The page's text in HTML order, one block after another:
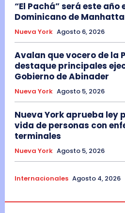
“El Pachá” será este año
Dominicano de
Nueva York Agosto 6, 2026
Avalan que vocero de la
destaque principales
Gobierno de Abinader
Nueva York Agosto 5, 2026
Nueva York aprueba ley
vida de personas con
terminales
Nueva York Agosto 5, 2026
Internacionales Agosto 4, 2026